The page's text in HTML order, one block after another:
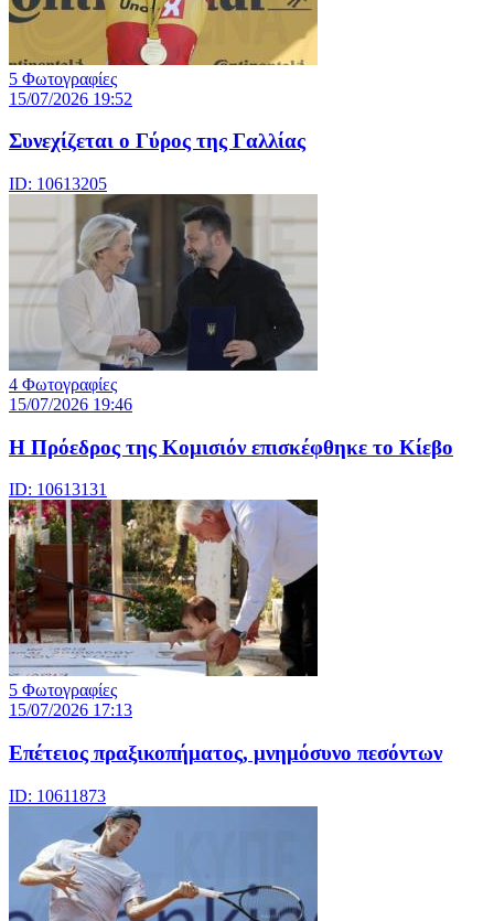
5 Φωτογραφίες
15/07/2026 19:52
Συνεχίζεται ο Γύρος της Γαλλίας
ID: 10613205
4 Φωτογραφίες
15/07/2026 19:46
Η Πρόεδρος της Κομισιόν επισκέφθηκε το Κίεβο
ID: 10613131
5 Φωτογραφίες
15/07/2026 17:13
Επέτειος πραξικοπήματος, μνημόσυνο πεσόντων
ID: 10611873